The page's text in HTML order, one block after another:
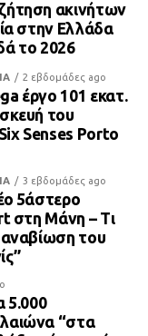
ακινήτων
στην Ελλάδα
το 2026
2 εβδομάδες ago
έργο 101 εκατ.
του
Senses Porto
3 εβδομάδες ago
5άστερο
στη Μάνη – Τι
αναβίωση του
5.000
“στα